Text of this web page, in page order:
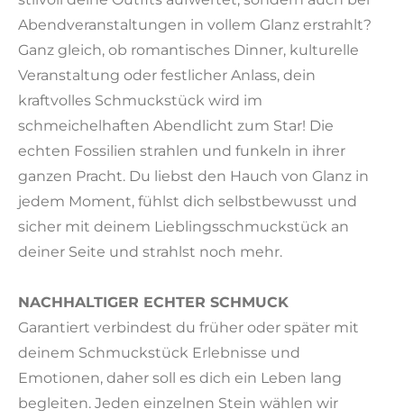
Abendveranstaltungen in vollem Glanz erstrahlt?
Ganz gleich, ob romantisches Dinner, kulturelle
Veranstaltung oder festlicher Anlass, dein
kraftvolles Schmuckstück wird im
schmeichelhaften Abendlicht zum Star! Die
echten Fossilien strahlen und funkeln in ihrer
ganzen Pracht. Du liebst den Hauch von Glanz in
jedem Moment, fühlst dich selbstbewusst und
sicher mit deinem Lieblingsschmuckstück an
deiner Seite und strahlst noch mehr.
NACHHALTIGER ECHTER SCHMUCK
Garantiert verbindest du früher oder später mit
deinem Schmuckstück Erlebnisse und
Emotionen, daher soll es dich ein Leben lang
begleiten. Jeden einzelnen Stein wählen wir